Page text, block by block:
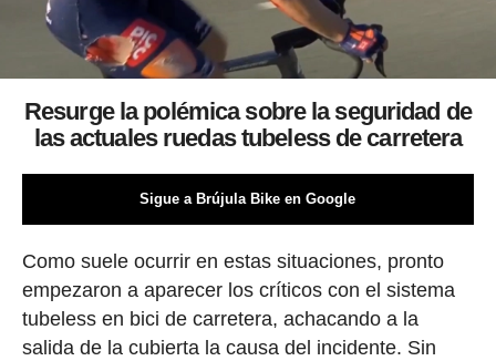
Resurge la polémica sobre la seguridad de
las actuales ruedas tubeless de carretera
Sigue a Brújula Bike en Google
Como suele ocurrir en estas situaciones, pronto
empezaron a aparecer los críticos con el sistema
tubeless en bici de carretera, achacando a la
salida de la cubierta la causa del incidente. Sin